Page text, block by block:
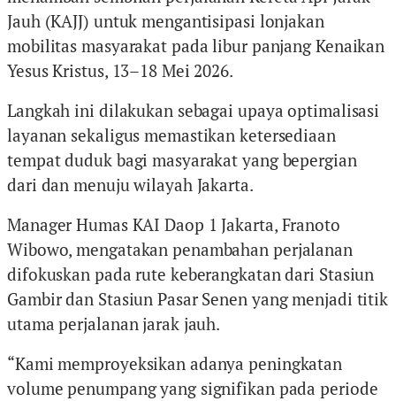
Jauh (KAJJ) untuk mengantisipasi lonjakan
mobilitas masyarakat pada libur panjang Kenaikan
Yesus Kristus, 13–18 Mei 2026.
Langkah ini dilakukan sebagai upaya optimalisasi
layanan sekaligus memastikan ketersediaan
tempat duduk bagi masyarakat yang bepergian
dari dan menuju wilayah Jakarta.
Manager Humas KAI Daop 1 Jakarta, Franoto
Wibowo, mengatakan penambahan perjalanan
difokuskan pada rute keberangkatan dari Stasiun
Gambir dan Stasiun Pasar Senen yang menjadi titik
utama perjalanan jarak jauh.
“Kami memproyeksikan adanya peningkatan
volume penumpang yang signifikan pada periode